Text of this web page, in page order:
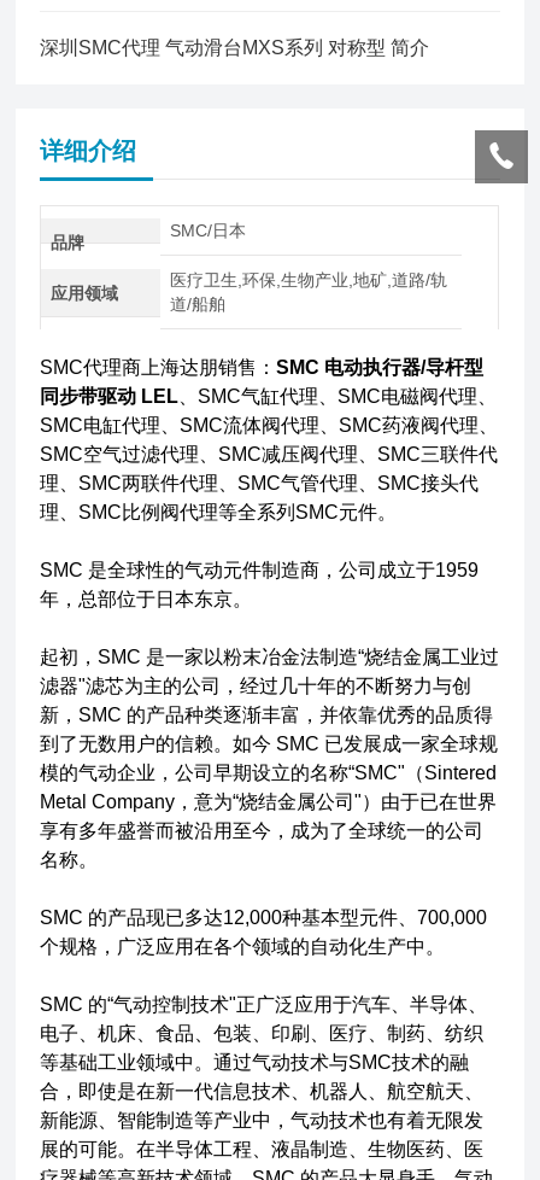
深圳SMC代理 气动滑台MXS系列 对称型 简介
详细介绍
品牌
SMC/日本
应用领域
医疗卫生,环保,生物产业,地矿,道路/轨
道/船舶
SMC代理商上海达朋销售：SMC 电动执行器/导杆型
同步带驱动 LEL 、SMC气缸代理、SMC电磁阀代理、
SMC电缸代理、SMC流体阀代理、SMC药液阀代理、
SMC空气过滤代理、SMC减压阀代理、SMC三联件代
理、SMC两联件代理、SMC气管代理、SMC接头代
理、SMC比例阀代理等全系列SMC元件。
SMC 是全球性的气动元件制造商，公司成立于1959
年，总部位于日本东京。
起初，SMC 是一家以粉末冶金法制造“烧结金属工业过
滤器"滤芯为主的公司，经过几十年的不断努力与创
新，SMC 的产品种类逐渐丰富，并依靠优秀的品质得
到了无数用户的信赖。如今 SMC 已发展成一家全球规
模的气动企业，公司早期设立的名称“SMC"（Sintered
Metal Company，意为“烧结金属公司"）由于已在世界
享有多年盛誉而被沿用至今，成为了全球统一的公司
名称。
SMC 的产品现已多达12,000种基本型元件、700,000
个规格，广泛应用在各个领域的自动化生产中。
SMC 的“气动控制技术"正广泛应用于汽车、半导体、
电子、机床、食品、包装、印刷、医疗、制药、纺织
等基础工业领域中。通过气动技术与SMC技术的融
合，即使是在新一代信息技术、机器人、航空航天、
新能源、智能制造等产业中，气动技术也有着无限发
展的可能。在半导体工程、液晶制造、生物医药、医